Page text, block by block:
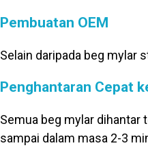
Pembuatan OEM
Selain daripada beg mylar
Penghantaran Cepat
Semua beg mylar dihantar
sampai dalam masa 2-3